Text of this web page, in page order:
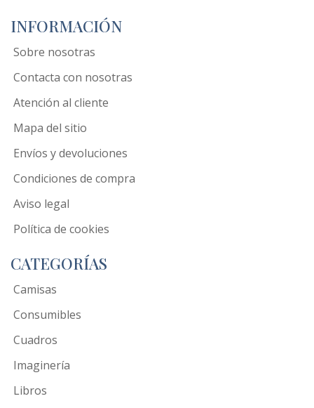
INFORMACIÓN
Sobre nosotras
Contacta con nosotras
Atención al cliente
Mapa del sitio
Envíos y devoluciones
Condiciones de compra
Aviso legal
Política de cookies
CATEGORÍAS
Camisas
Consumibles
Cuadros
Imaginería
Libros